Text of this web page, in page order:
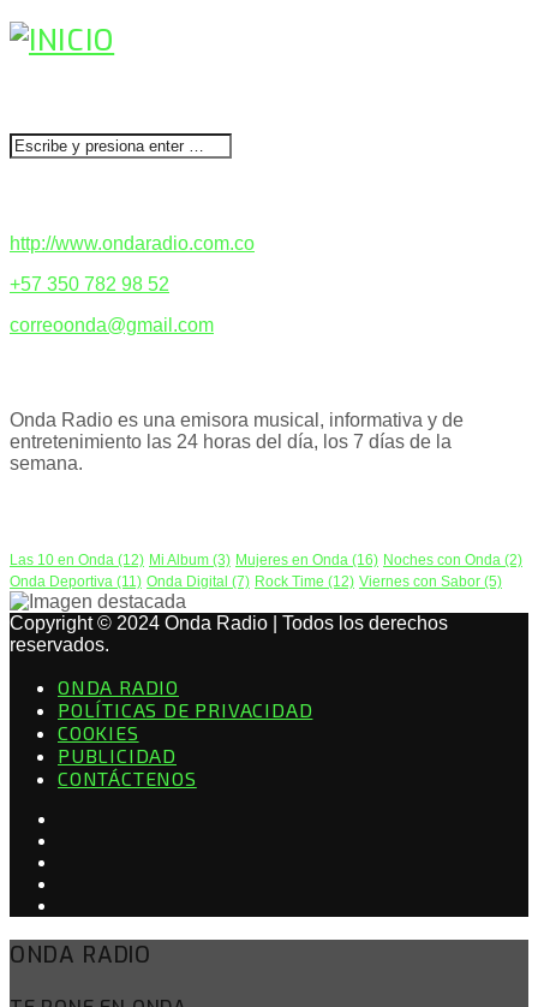
http://www.ondaradio.com.co
+57 350 782 98 52
correoonda@gmail.com
Onda Radio es una emisora musical, informativa y de
entretenimiento las 24 horas del día, los 7 días de la
semana.
Las 10 en Onda (12) Mi Album (3) Mujeres en Onda (16) Noches con Onda (2)
Onda Deportiva (11) Onda Digital (7) Rock Time (12) Viernes con Sabor (5)
Copyright © 2024 Onda Radio | Todos los derechos
reservados.
ONDA RADIO
POLÍTICAS DE PRIVACIDAD
COOKIES
PUBLICIDAD
CONTÁCTENOS
ONDA RADIO